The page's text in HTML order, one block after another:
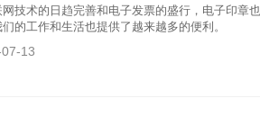
技术的日趋完善和电子发票的盛行，电子印章
的工作和生活也提供了越来越多的便利。
13